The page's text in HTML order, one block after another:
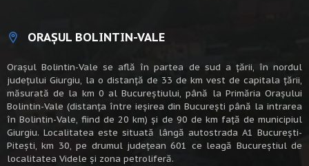
ORAȘUL BOLINTIN-VALE
Oraşul Bolintin-Vale se află în partea de sud a ţării, în nordul
judeţului Giurgiu, la o distanţă de 33 de km vest de capitala țării,
măsurată de la km 0 al Bucureștiului, până la Primăria Orașului
Bolintin-Vale (distanța între ieșirea din București până la intrarea
în Bolintin-Vale, fiind de 20 km) şi de 90 de km faţă de municipiul
Giurgiu. Localitatea este situată lângă autostrada A1 Bucureşti-
Piteşti, km 30, pe drumul judeţean 601 ce leagă Bucureştiul de
localitatea Videle şi zona petroliferă.